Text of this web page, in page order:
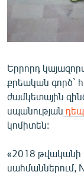
ԱՐԽԻՎ
ՏԵՍԱՆՅՈՒԹԵՐ
ԲԱՆԱՎԵՃ
ՓՈԴՔԱՍԹ
Երրորդ
քրեական գործ`
ժամկետային
սպանության
կոմիտեն:
«2018 թվականի
սահմաններում,